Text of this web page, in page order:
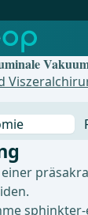
✓